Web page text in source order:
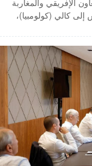
إلى كالي (كولومبيا)،